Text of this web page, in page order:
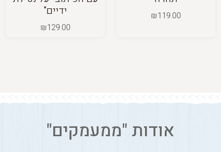
₪119.00
ידיים"
₪129.00
אודות "ממעמקים"